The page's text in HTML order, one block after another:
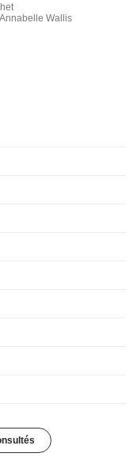
Wallis